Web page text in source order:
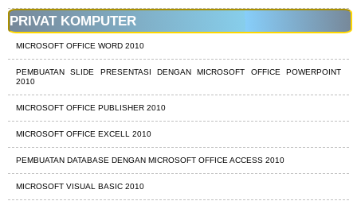
PRIVAT KOMPUTER
MICROSOFT OFFICE WORD 2010
PEMBUATAN SLIDE PRESENTASI DENGAN MICROSOFT OFFICE POWERPOINT
2010
MICROSOFT OFFICE PUBLISHER 2010
MICROSOFT OFFICE EXCELL 2010
PEMBUATAN DATABASE DENGAN MICROSOFT OFFICE ACCESS 2010
MICROSOFT VISUAL BASIC 2010